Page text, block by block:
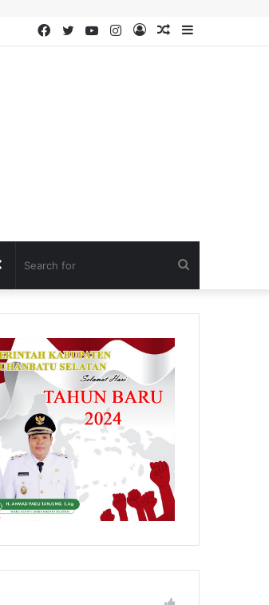
Sidebar
Random
Log
Instagram
YouTube
Twitter
Facebook
for
Random
Article